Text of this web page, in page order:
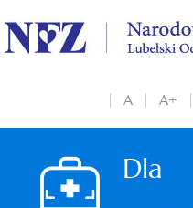
A A+
Dla